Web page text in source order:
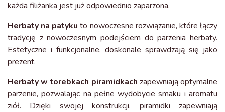
każda filiżanka jest już odpowiednio zaparzona.
Herbaty na patyku to nowoczesne rozwiązanie, które łączy
tradycję z nowoczesnym podejściem do parzenia herbaty.
Estetyczne i funkcjonalne, doskonale sprawdzają się jako
prezent.
Herbaty w torebkach piramidkach zapewniają optymalne
parzenie, pozwalając na pełne wydobycie smaku i aromatu
ziół. Dzięki swojej konstrukcji, piramidki zapewniają